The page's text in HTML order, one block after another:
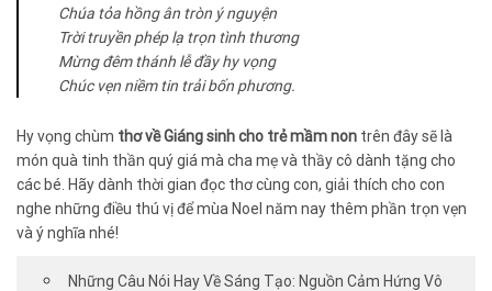
Chúa tỏa hồng ân tròn ý nguyện
Trời truyền phép lạ trọn tình thương
Mừng đêm thánh lễ đầy hy vọng
Chúc vẹn niềm tin trải bốn phương.
Hy vọng chùm thơ về Giáng sinh cho trẻ mầm non trên đây sẽ là
món quà tinh thần quý giá mà cha mẹ và thầy cô dành tặng cho
các bé. Hãy dành thời gian đọc thơ cùng con, giải thích cho con
nghe những điều thú vị để mùa Noel năm nay thêm phần trọn vẹn
và ý nghĩa nhé!
Những Câu Nói Hay Về Sáng Tạo: Nguồn Cảm Hứng Vô